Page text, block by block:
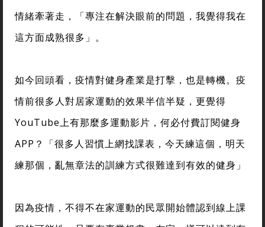
情緒牽著走，「專注在解決眼前的問題，我覺得我在
這方面成熟很多」。
如今回頭看，疫情對健身產業是打擊，也是轉機。疫
情前很多人對居家運動的效果半信半疑，更覺得
YouTube上有那麼多運動影片，何必付費訂閱健身
APP？「很多人習慣上網找課表，今天練這個，明天
練那個，亂無章法的訓練方式很難達到有效的健身」
因為疫情，不得不在家運動的民眾開始體認到線上課